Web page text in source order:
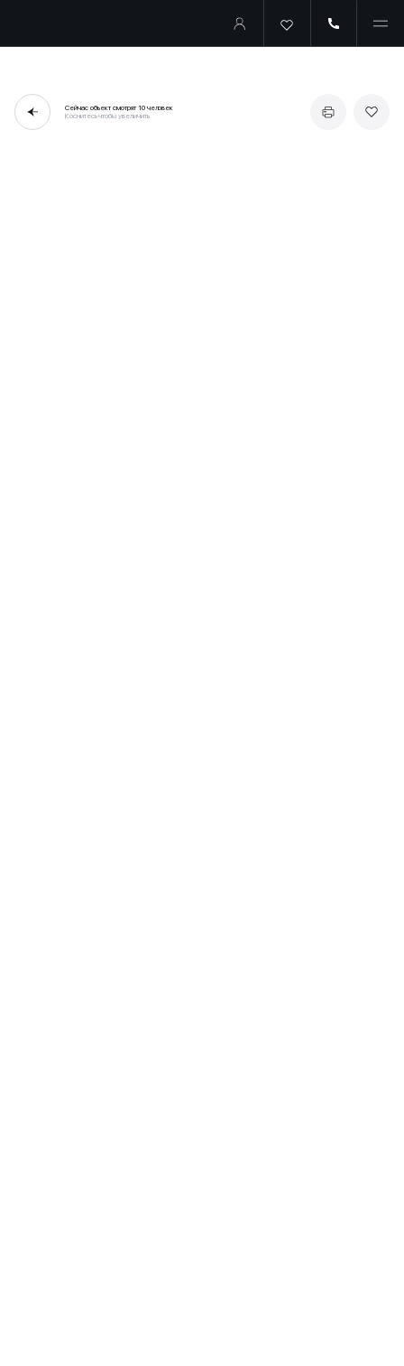
Сейчас объект смотрят10 человек
Коснитесь чтобы увеличить